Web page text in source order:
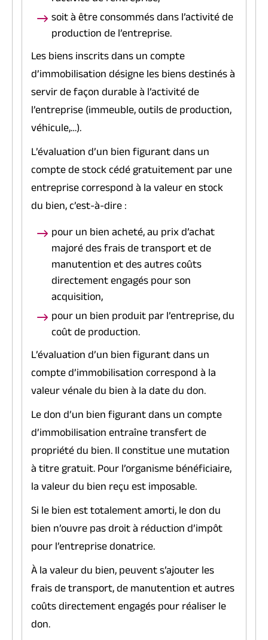
soit à être consommés dans l’activité de
production de l’entreprise.
Les biens inscrits dans un compte
d’immobilisation désigne les biens destinés à
servir de façon durable à l’activité de
l’entreprise (immeuble, outils de production,
véhicule,…).
L’évaluation d’un bien figurant dans un
compte de stock cédé gratuitement par une
entreprise correspond à la valeur en stock
du bien, c’est-à-dire :
pour un bien acheté, au prix d’achat
majoré des frais de transport et de
manutention et des autres coûts
directement engagés pour son
acquisition,
pour un bien produit par l’entreprise, du
coût de production.
L’évaluation d’un bien figurant dans un
compte d’immobilisation correspond à la
valeur vénale du bien à la date du don.
Le don d’un bien figurant dans un compte
d’immobilisation entraîne transfert de
propriété du bien. Il constitue une mutation
à titre gratuit. Pour l’organisme bénéficiaire,
la valeur du bien reçu est imposable.
Si le bien est totalement amorti, le don du
bien n’ouvre pas droit à réduction d’impôt
pour l’entreprise donatrice.
À la valeur du bien, peuvent s’ajouter les
frais de transport, de manutention et autres
coûts directement engagés pour réaliser le
don.